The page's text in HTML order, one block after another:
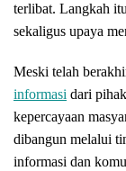
terlibat. Langkah
sekaligus upaya
Meski telah
informasi dari
kepercayaan
dibangun melalui
informasi dan